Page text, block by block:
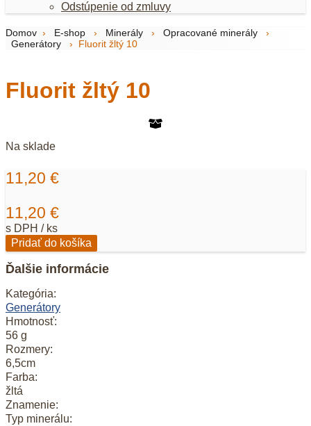
Odstúpenie od zmluvy
Domov › E-shop › Minerály › Opracované minerály
›
Generátory
› Fluorit žltý 10
Fluorit žltý 10
Na sklade
11,20 €
11,20 €
s DPH / ks
množstvo
Fluorit
žltý
Pridať do košíka
Ďalšie informácie
Kategória:
Generátory
Hmotnosť:
56 g
Rozmery:
6,5cm
Farba:
žltá
Znamenie:
Typ minerálu: